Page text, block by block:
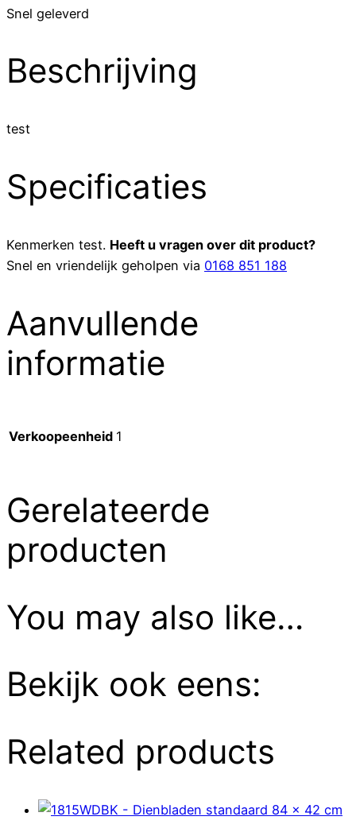
Snel geleverd
Beschrijving
test
Specificaties
Kenmerken test. Heeft u vragen over dit product?
Snel en vriendelijk geholpen via 0168 851 188
Aanvullende
informatie
Verkoopeenheid 1
Gerelateerde
producten
You may also like…
Bekijk ook eens:
Related products